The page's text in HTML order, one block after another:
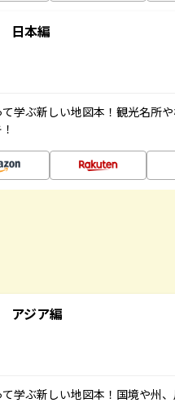
日本編
学ぶ新しい地図本！観光名所
アジア編
学ぶ新しい地図本！国境や州